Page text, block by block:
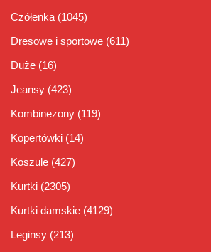
Czółenka (1045)
Dresowe i sportowe (611)
Duże (16)
Jeansy (423)
Kombinezony (119)
Kopertówki (14)
Koszule (427)
Kurtki (2305)
Kurtki damskie (4129)
Leginsy (213)